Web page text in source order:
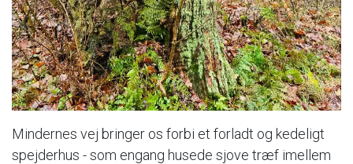
Mindernes vej bringer os forbi et forladt og kedeligt
spejderhus - som engang husede sjove træf imellem